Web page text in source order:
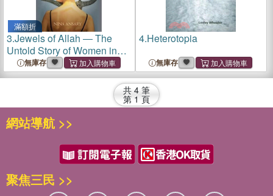
滿額折
3.Jewels of Allah ― The
Untold Story of Women in
Iran無庫存
4.Heterotopia
無庫存
共 4 筆
第 1 頁
網站導航 >>
聚焦三民 >>